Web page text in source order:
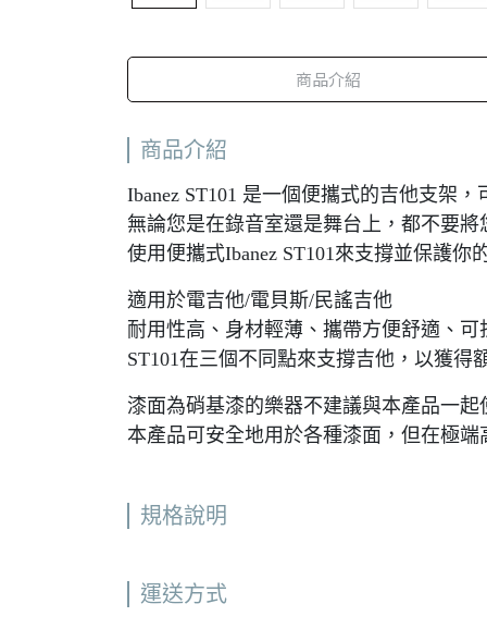
商品介紹
商品介紹
Ibanez ST101 是一個便攜式的吉他支架
無論您是在錄音室還是舞台上，都不要
使用便攜式Ibanez ST101來支撐並保護你
適用於電吉他/電貝斯/民謠吉他
耐用性高、身材輕薄、攜帶方便舒適、可
ST101在三個不同點來支撐吉他，以獲得
漆面為硝基漆的樂器不建議與本產品一
本產品可安全地用於各種漆面，但在極
規格說明
運送方式